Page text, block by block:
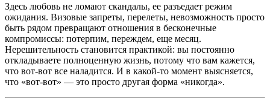
Здесь любовь не ломают скандалы, ее разъедает режим
ожидания. Визовые запреты, перелеты, невозможность просто
быть рядом превращают отношения в бесконечные
компромиссы: потерпим, переждем, еще месяц.
Нерешительность становится практикой: вы постоянно
откладываете полноценную жизнь, потому что вам кажется,
что вот-вот все наладится. И в какой-то момент выясняется,
что «вот-вот» — это просто другая форма «никогда».